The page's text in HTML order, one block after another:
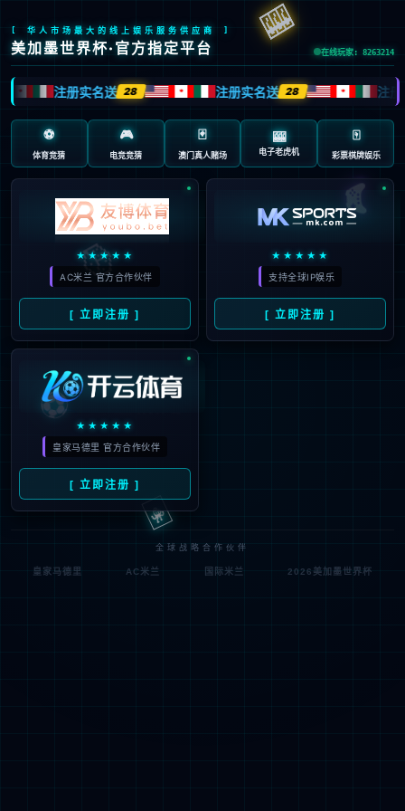
抱歉，页面无法访问...
可能原因：网址有错误 >请检查地址是否完整或存在多余字
网址已失效 >可能页面已删除，活动已下线等
返回首页